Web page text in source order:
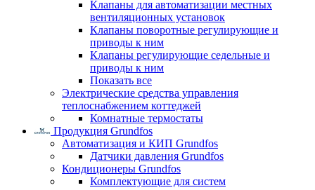
Клапаны для автоматизации местных
вентиляционных установок
Клапаны поворотные регулирующие и
приводы к ним
Клапаны регулирующие седельные и
приводы к ним
Показать все
Электрические средства управления
теплоснабжением коттеджей
Комнатные термостаты
Продукция Grundfos
Автоматизация и КИП Grundfos
Датчики давления Grundfos
Кондиционеры Grundfos
Комплектующие для систем